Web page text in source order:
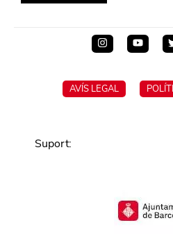
AVÍS LEGAL
Suport: